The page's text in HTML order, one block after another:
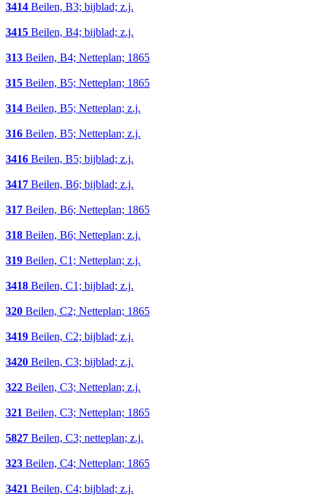
3414 Beilen, B3; bijblad; z.j.
3415 Beilen, B4; bijblad; z.j.
313 Beilen, B4; Netteplan; 1865
315 Beilen, B5; Netteplan; 1865
314 Beilen, B5; Netteplan; z.j.
316 Beilen, B5; Netteplan; z.j.
3416 Beilen, B5; bijblad; z.j.
3417 Beilen, B6; bijblad; z.j.
317 Beilen, B6; Netteplan; 1865
318 Beilen, B6; Netteplan; z.j.
319 Beilen, C1; Netteplan; z.j.
3418 Beilen, C1; bijblad; z.j.
320 Beilen, C2; Netteplan; 1865
3419 Beilen, C2; bijblad; z.j.
3420 Beilen, C3; bijblad; z.j.
322 Beilen, C3; Netteplan; z.j.
321 Beilen, C3; Netteplan; 1865
5827 Beilen, C3; netteplan; z.j.
323 Beilen, C4; Netteplan; 1865
3421 Beilen, C4; bijblad; z.j.